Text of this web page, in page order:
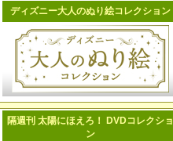
ディズニー大人のぬり絵コレクション
隔週刊 太陽にほえろ！ DVDコレクショ
ン